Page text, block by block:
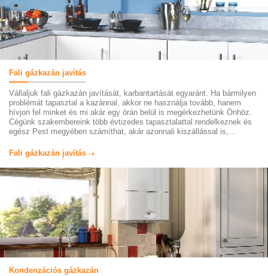
Fali gázkazán javítás
Vállaljuk fali gázkazán javítását, karbantartását egyaránt. Ha bármilyen
problémát tapasztal a kazánnal, akkor ne használja tovább, hanem
hívjon fel minket és mi akár egy órán belül is megérkezhetünk Önhöz.
Cégünk szakembereink több évtizedes tapasztalattal rendelkeznek és
egész Pest megyében számíthat, akár azonnali kiszállással is,
alkatrészekkel, márkafüggetlenül dolgozunk, számlát és garanciát
adunk munkáinkra. Keressen bizalommal
Fali gázkazán javítás
Kondenzációs gázkazán